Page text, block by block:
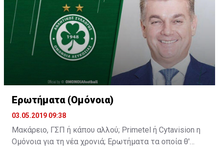
Ερωτήματα (Ομόνοια)
03.05.2019 09:38
Μακάρειο, ΓΣΠ ή κάπου αλλού; Primetel ή Cytavision η
Ομόνοια για τη νέα χρονιά; Ερωτήματα τα οποία θ'